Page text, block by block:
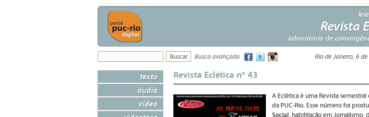
Revista
laboratório de
Busca avançada Rio de Janeiro, 6
texto
áudio
vídeo
Revista Eclética nº 43
A Eclética é uma Revista
da PUC-Rio. Esse número foi
Social, habilitação em Jornalismo,